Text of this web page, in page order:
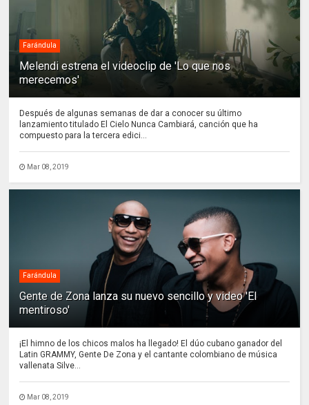
Farándula
Melendi estrena el videoclip de 'Lo que nos
merecemos'
Después de algunas semanas de dar a conocer su último
lanzamiento titulado El Cielo Nunca Cambiará, canción que ha
compuesto para la tercera edici...
Mar 08, 2019
Farándula
Gente de Zona lanza su nuevo sencillo y video 'El
mentiroso'
¡El himno de los chicos malos ha llegado! El dúo cubano ganador del
Latin GRAMMY, Gente De Zona y el cantante colombiano de música
vallenata Silve...
Mar 08, 2019